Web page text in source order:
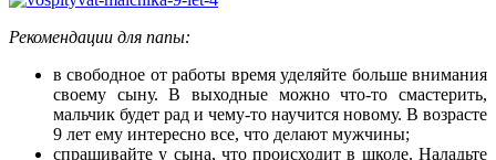
Рекомендации для папы:
в свободное от работы время уделяйте больше внимания
своему сыну. В выходные можно что-то смастерить,
мальчик будет рад и чему-то научится новому. В возрасте
9 лет ему интересно все, что делают мужчины;
спрашивайте у сына, что происходит в школе. Наладьте